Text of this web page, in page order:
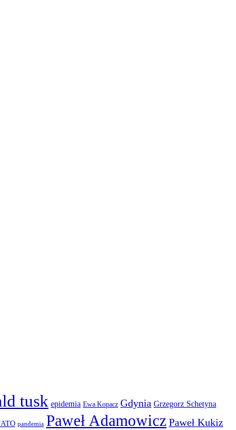
tusk epidemia Ewa Kopacz Gdynia Grzegorz Schetyna
pandemia Paweł Adamowicz Paweł Kukiz